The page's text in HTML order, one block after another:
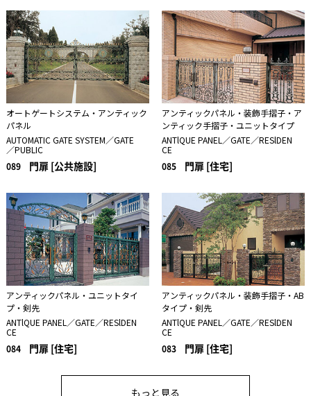
オートゲートシステム・アンティック
パネル
AUTOMATIC GATE SYSTEM／GATE
／PUBLIC
089 門扉 [公共施設]
アンティックパネル・装飾手摺子・ア
ンティック手摺子・ユニットタイプ
ANTlQUE PANEL／GATE／RESlDEN
CE
085 門扉 [住宅]
アンティックパネル・ユニットタイ
プ・剣先
ANTlQUE PANEL／GATE／RESlDEN
CE
084 門扉 [住宅]
アンティックパネル・装飾手摺子・AB
タイプ・剣先
ANTlQUE PANEL／GATE／RESlDEN
CE
083 門扉 [住宅]
もっと見る